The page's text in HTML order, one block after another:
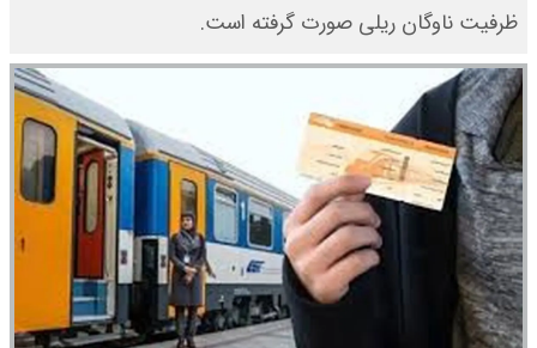
ظرفیت ناوگان ریلی صورت گرفته است.